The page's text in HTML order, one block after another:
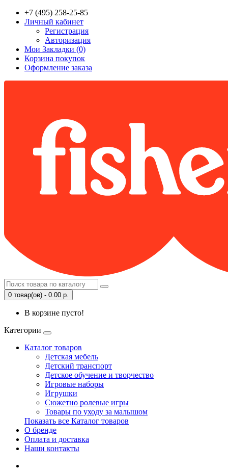
+7 (495) 258-25-85
Личный кабинет
Регистрация
Авторизация
Мои Закладки (0)
Корзина покупок
Оформление заказа
0 товар(ов) - 0.00 р.
В корзине пусто!
Категории
Каталог товаров
Детская мебель
Детский транспорт
Детское обучение и творчество
Игровые наборы
Игрушки
Сюжетно ролевые игры
Товары по уходу за малышом
Показать все Каталог товаров
О бренде
Оплата и доставка
Наши контакты